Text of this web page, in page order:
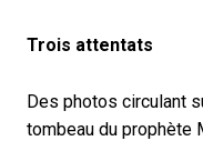
Trois attentats
Des photos circulant
tombeau du prophète